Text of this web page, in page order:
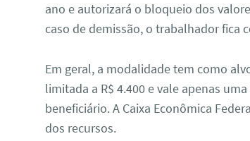
ano e autorizará o bloqueio dos
caso de demissão, o trabalhador fica
Em geral, a modalidade tem como
limitada a R$ 4.400 e vale apenas
beneficiário. A Caixa Econômica
dos recursos.